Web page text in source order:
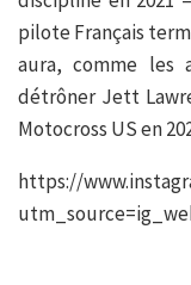
pilote Français
aura, comme les
détrôner Jett
Motocross US en
https://